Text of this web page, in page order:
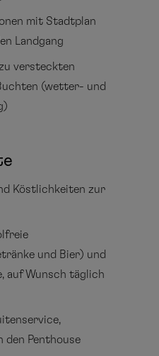
mit Stadtplan
Landgang
versteckten
(wetter- und
Köstlichkeiten zur
und Bier) und
auf Wunsch täglich
den Penthouse